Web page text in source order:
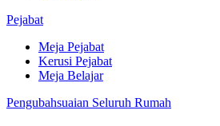
Pejabat
Meja Pejabat
Kerusi Pejabat
Meja Belajar
Pengubahsuaian Seluruh Rumah